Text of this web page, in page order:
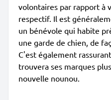
volontaires par rapport à
respectif. Il est
un bénévole qui habite
une garde de chien, de
C'est également
trouvera ses marques
nouvelle nounou.